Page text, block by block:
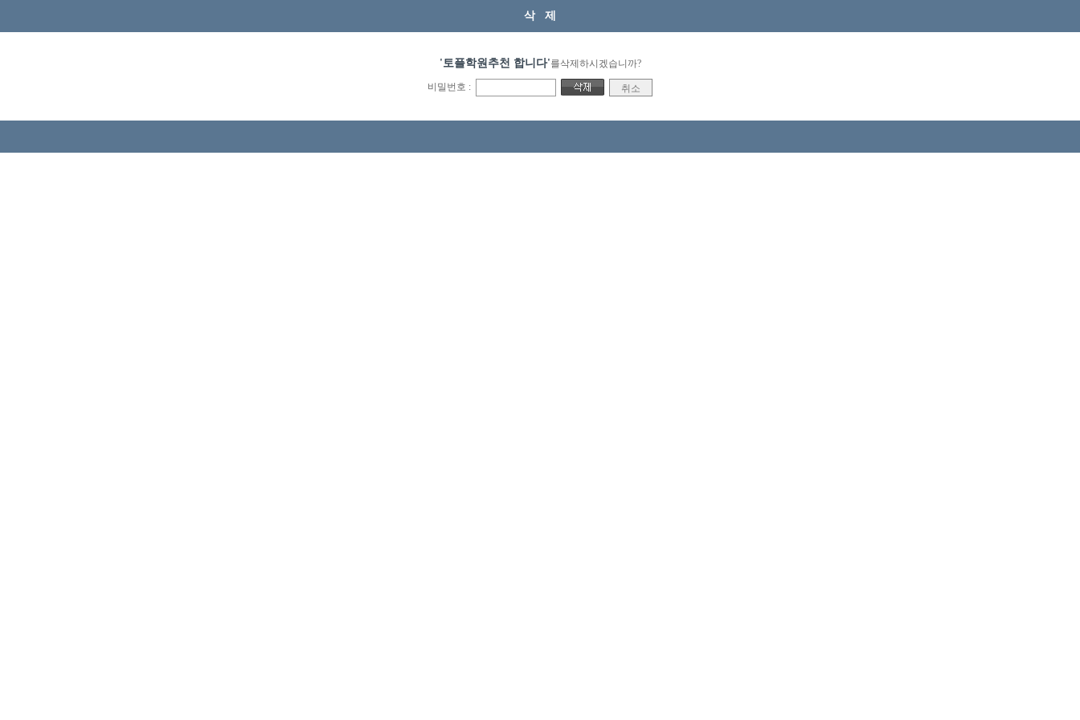
삭 제
'토플학원추천 합니다'를삭제하시겠습니까?
비밀번호 :